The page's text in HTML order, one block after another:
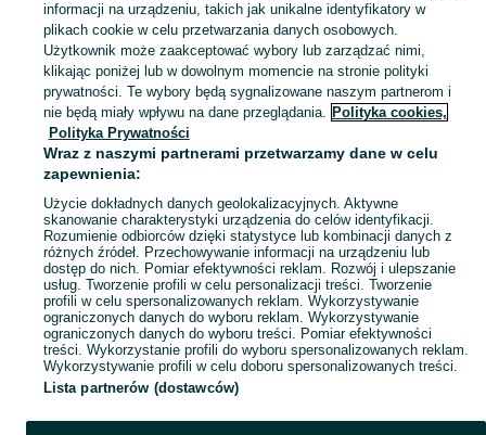
KATEGORIA
bidon szkolny,worek na obuwie,śniadaniówka szkolna Zobacz
Mapa kategorii
Mapa miejscowości
Mapa ministron
Popularne wyszukiwania
informacji na urządzeniu, takich jak unikalne identyfikatory w
plikach cookie w celu przetwarzania danych osobowych.
Użytkownik może zaakceptować wybory lub zarządzać nimi,
klikając poniżej lub w dowolnym momencie na stronie polityki
prywatności. Te wybory będą sygnalizowane naszym partnerom i
nie będą miały wpływu na dane przeglądania. Polityka cookies,
Polityka Prywatności
Wraz z naszymi partnerami przetwarzamy dane w celu
zapewnienia:
Użycie dokładnych danych geolokalizacyjnych. Aktywne
skanowanie charakterystyki urządzenia do celów identyfikacji.
Rozumienie odbiorców dzięki statystyce lub kombinacji danych z
różnych źródeł. Przechowywanie informacji na urządzeniu lub
dostęp do nich. Pomiar efektywności reklam. Rozwój i ulepszanie
usług. Tworzenie profili w celu personalizacji treści. Tworzenie
profili w celu spersonalizowanych reklam. Wykorzystywanie
ograniczonych danych do wyboru reklam. Wykorzystywanie
ograniczonych danych do wyboru treści. Pomiar efektywności
treści. Wykorzystanie profili do wyboru spersonalizowanych reklam.
Wykorzystywanie profili w celu doboru spersonalizowanych treści.
Lista partnerów (dostawców)